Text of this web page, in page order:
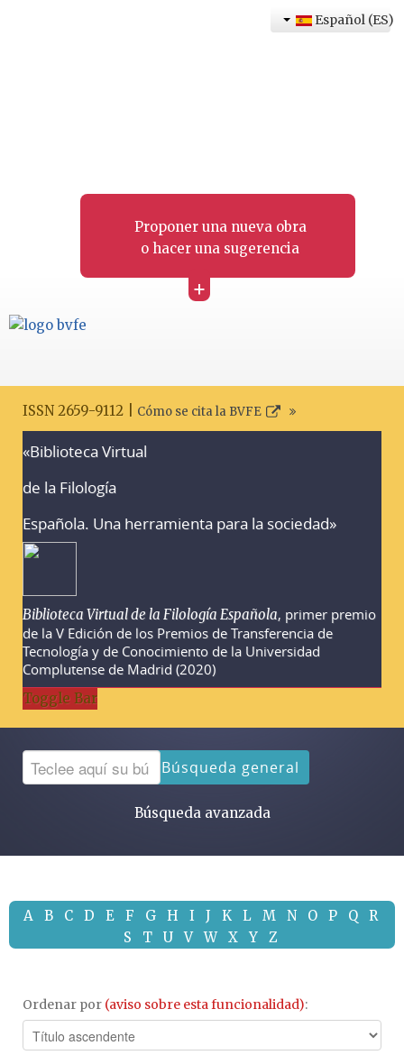
Proponer una nueva obra
o hacer una sugerencia
+
Español (ES)
ISSN 2659-9112 | Cómo se cita la BVFE
«Biblioteca Virtual
de la Filología
Española. Una herramienta para la sociedad»
Biblioteca Virtual de la Filología Española, primer premio
de la V Edición de los Premios de Transferencia de
Tecnología y de Conocimiento de la Universidad
Complutense de Madrid (2020)
Toggle Bar
Búsqueda general
Búsqueda avanzada
A B C D E F G H I J K L M N O P Q
R
S
T U V W X Y Z
Ordenar por (aviso sobre esta funcionalidad):